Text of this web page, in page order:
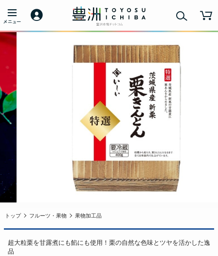
トップ フルーツ・果物 果物加工品
超大粒栗を甘露煮にも餡にも使用！栗の自然な色味とツヤを活かした逸
品